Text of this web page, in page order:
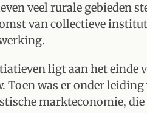
veel rurale gebieden
van collectieve
ligt aan het einde
Toen was er onder
markteconomie,